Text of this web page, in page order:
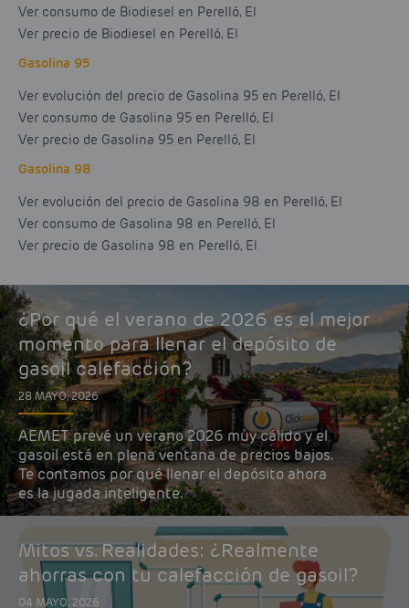
Ver consumo de Biodiesel en Perelló, El
Ver precio de Biodiesel en Perelló, El
Gasolina 95
Ver evolución del precio de Gasolina 95 en Perelló, El
Ver consumo de Gasolina 95 en Perelló, El
Ver precio de Gasolina 95 en Perelló, El
Gasolina 98
Ver evolución del precio de Gasolina 98 en Perelló, El
Ver consumo de Gasolina 98 en Perelló, El
Ver precio de Gasolina 98 en Perelló, El
¿Por qué el verano de 2026 es el mejor
momento para llenar el depósito de
gasoil calefacción?
28 MAYO, 2026
AEMET prevé un verano 2026 muy cálido y el
gasoil está en plena ventana de precios bajos.
Te contamos por qué llenar el depósito ahora
es la jugada inteligente.
Mitos vs. Realidades: ¿Realmente
ahorras con tu calefacción de gasoil?
04 MAYO, 2026